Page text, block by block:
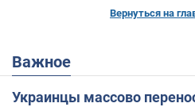
Вернуться на
Важное
Украинцы массово